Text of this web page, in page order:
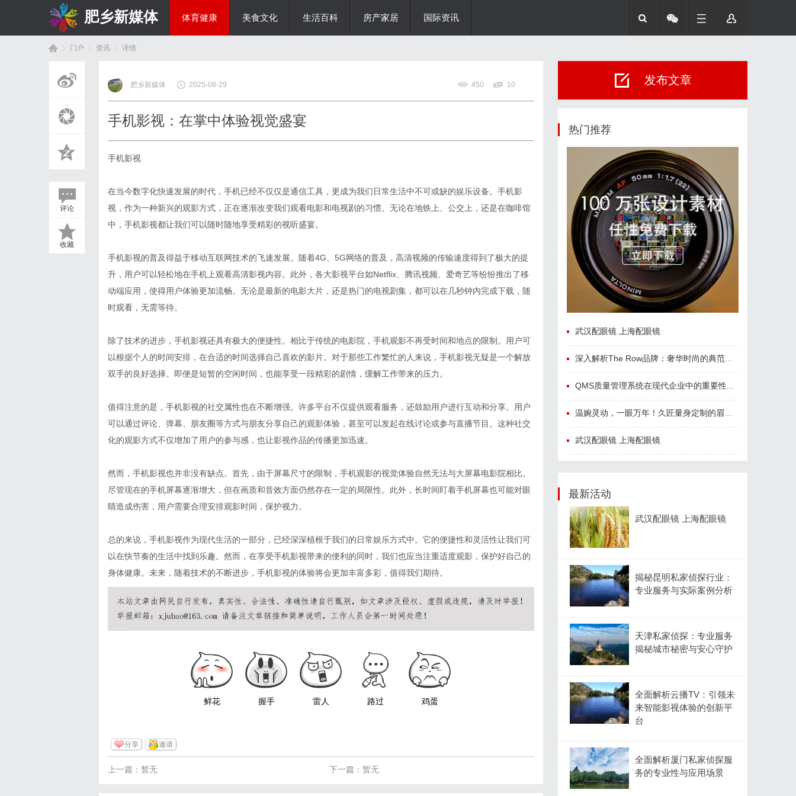
肥乡新媒体 体育健康 美食文化 生活百科 房产家居 国际资讯
门户 资讯
›
详情
评论
收藏
肥乡新媒体 2025-08-29 450 10
手机影视：在掌中体验视觉盛宴
手机影视
在当今数字化快速发展的时代，手机已经不仅仅是通信工具，更成为我们日常生活中不可或缺的娱乐设备。手机影
视，作为一种新兴的观影方式，正在逐渐改变我们观看电影和电视剧的习惯。无论在地铁上、公交上，还是在咖啡馆
中，手机影视都让我们可以随时随地享受精彩的视听盛宴。
手机影视的普及得益于移动互联网技术的飞速发展。随着4G、5G网络的普及，高清视频的传输速度得到了极大的提
升，用户可以轻松地在手机上观看高清影视内容。此外，各大影视平台如Netflix、腾讯视频、爱奇艺等纷纷推出了移
动端应用，使得用户体验更加流畅。无论是最新的电影大片，还是热门的电视剧集，都可以在几秒钟内完成下载，随
时观看，无需等待。
除了技术的进步，手机影视还具有极大的便捷性。相比于传统的电影院，手机观影不再受时间和地点的限制。用户可
以根据个人的时间安排，在合适的时间选择自己喜欢的影片。对于那些工作繁忙的人来说，手机影视无疑是一个解放
双手的良好选择。即便是短暂的空闲时间，也能享受一段精彩的剧情，缓解工作带来的压力。
值得注意的是，手机影视的社交属性也在不断增强。许多平台不仅提供观看服务，还鼓励用户进行互动和分享。用户
可以通过评论、弹幕、朋友圈等方式与朋友分享自己的观影体验，甚至可以发起在线讨论或参与直播节目。这种社交
化的观影方式不仅增加了用户的参与感，也让影视作品的传播更加迅速。
然而，手机影视也并非没有缺点。首先，由于屏幕尺寸的限制，手机观影的视觉体验自然无法与大屏幕电影院相比。
尽管现在的手机屏幕逐渐增大，但在画质和音效方面仍然存在一定的局限性。此外，长时间盯着手机屏幕也可能对眼
睛造成伤害，用户需要合理安排观影时间，保护视力。
总的来说，手机影视作为现代生活的一部分，已经深深植根于我们的日常娱乐方式中。它的便捷性和灵活性让我们可
以在快节奏的生活中找到乐趣。然而，在享受手机影视带来的便利的同时，我们也应当注重适度观影，保护好自己的
身体健康。未来，随着技术的不断进步，手机影视的体验将会更加丰富多彩，值得我们期待。
鲜花 握手 雷人 路过 鸡蛋
分享 邀请
下一篇：暂无
上一篇：暂无
发布文章
热门推荐
武汉配眼镜 上海配眼镜
深入解析The Row品牌：奢华时尚的典范与设计哲学
QMS质量管理系统在现代企业中的重要性与应用实践
温婉灵动，一眼万年！久匠量身定制的眉眼唇，才是你整张脸的点睛之笔！淡颜系女生的气质加分项
武汉配眼镜 上海配眼镜
最新活动
武汉配眼镜 上海配眼镜
揭秘昆明私家侦探行业：
专业服务与实际案例分析
天津私家侦探：专业服务
揭秘城市秘密与安心守护
全面解析云播TV：引领未
来智能影视体验的创新平
台
全面解析厦门私家侦探服
务的专业性与应用场景